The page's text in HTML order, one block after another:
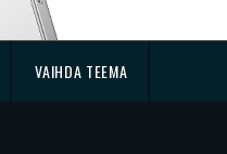
VAIHDA TEEMA